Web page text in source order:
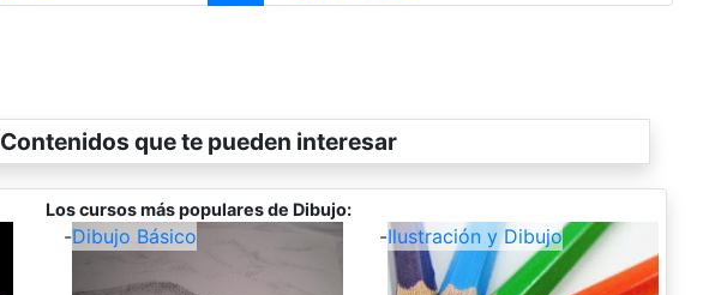
Contenidos que te pueden interesar
Los cursos más populares de Dibujo:
-Dibujo Básico -Ilustración y Dibujo